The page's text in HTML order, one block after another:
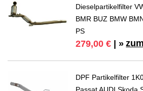
Dieselpartikelfilter
BMR BUZ BMW
PS
279,00 € | »
DPF Partikelfilter